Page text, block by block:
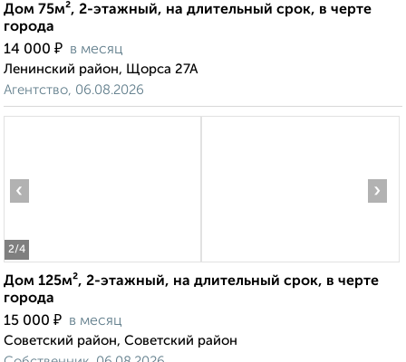
Дом 75м², 2-этажный, на длительный срок, в черте
города
14 000 ₽ в месяц
Ленинский район, Щорса 27А
Агентство, 06.08.2026
2/4
‹ ›
Дом 125м², 2-этажный, на длительный срок, в черте
города
15 000 ₽ в месяц
Советский район, Советский район